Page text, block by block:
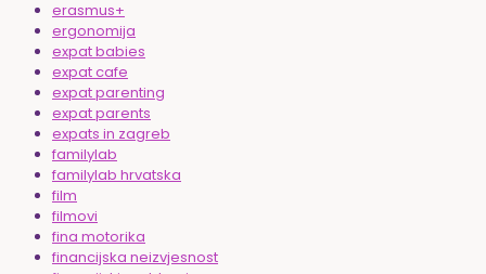
erasmus+
ergonomija
expat babies
expat cafe
expat parenting
expat parents
expats in zagreb
familylab
familylab hrvatska
film
filmovi
fina motorika
financijska neizvjesnost